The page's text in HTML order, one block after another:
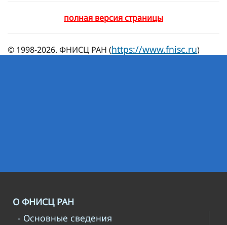
полная версия страницы
© 1998-2026. ФНИСЦ РАН (https://www.fnisc.ru)
О ФНИСЦ РАН
- Основные сведения